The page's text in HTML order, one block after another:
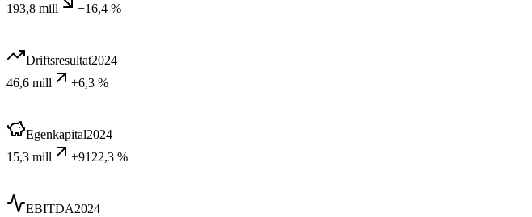
193,8 mill
−16,4 %
Driftsresultat2024
46,6 mill
+6,3 %
Egenkapital2024
15,3 mill
+9122,3 %
EBITDA2024